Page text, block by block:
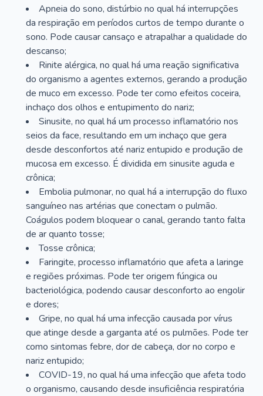
Apneia do sono, distúrbio no qual há interrupções
da respiração em períodos curtos de tempo durante o
sono. Pode causar cansaço e atrapalhar a qualidade do
descanso;
Rinite alérgica, no qual há uma reação significativa
do organismo a agentes externos, gerando a produção
de muco em excesso. Pode ter como efeitos coceira,
inchaço dos olhos e entupimento do nariz;
Sinusite, no qual há um processo inflamatório nos
seios da face, resultando em um inchaço que gera
desde desconfortos até nariz entupido e produção de
mucosa em excesso. É dividida em sinusite aguda e
crônica;
Embolia pulmonar, no qual há a interrupção do fluxo
sanguíneo nas artérias que conectam o pulmão.
Coágulos podem bloquear o canal, gerando tanto falta
de ar quanto tosse;
Tosse crônica;
Faringite, processo inflamatório que afeta a laringe
e regiões próximas. Pode ter origem fúngica ou
bacteriológica, podendo causar desconforto ao engolir
e dores;
Gripe, no qual há uma infecção causada por vírus
que atinge desde a garganta até os pulmões. Pode ter
como sintomas febre, dor de cabeça, dor no corpo e
nariz entupido;
COVID-19, no qual há uma infecção que afeta todo
o organismo, causando desde insuficiência respiratória